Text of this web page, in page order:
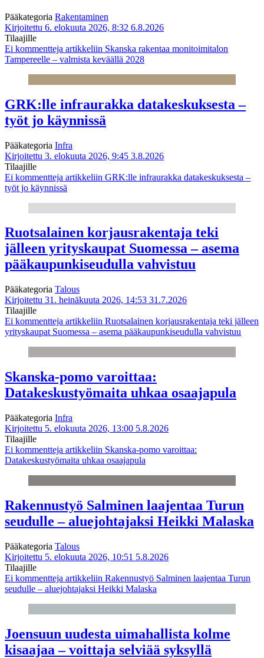
Pääkategoria Rakentaminen
Kirjoitettu 6. elokuuta 2026, 8:32 6.8.2026
Tilaajille
Ei kommentteja artikkeliin Skanska rakentaa monitoimitalon
Tampereelle – valmista keväällä 2028
GRK:lle infraurakka datakeskuksesta –
työt jo käynnissä
Pääkategoria Infra
Kirjoitettu 3. elokuuta 2026, 9:45 3.8.2026
Tilaajille
Ei kommentteja artikkeliin GRK:lle infraurakka datakeskuksesta –
työt jo käynnissä
Ruotsalainen korjausrakentaja teki
jälleen yrityskaupat Suomessa – asema
pääkaupunkiseudulla vahvistuu
Pääkategoria Talous
Kirjoitettu 31. heinäkuuta 2026, 14:53 31.7.2026
Tilaajille
Ei kommentteja artikkeliin Ruotsalainen korjausrakentaja teki jälleen
yrityskaupat Suomessa – asema pääkaupunkiseudulla vahvistuu
Skanska-pomo varoittaa:
Datakeskustyömaita uhkaa osaajapula
Pääkategoria Infra
Kirjoitettu 5. elokuuta 2026, 13:00 5.8.2026
Tilaajille
Ei kommentteja artikkeliin Skanska-pomo varoittaa:
Datakeskustyömaita uhkaa osaajapula
Rakennustyö Salminen laajentaa Turun
seudulle – aluejohtajaksi Heikki Malaska
Pääkategoria Talous
Kirjoitettu 5. elokuuta 2026, 10:51 5.8.2026
Tilaajille
Ei kommentteja artikkeliin Rakennustyö Salminen laajentaa Turun
seudulle – aluejohtajaksi Heikki Malaska
Joensuun uudesta uimahallista kolme
kisaajaa – voittaja selviää syksyllä